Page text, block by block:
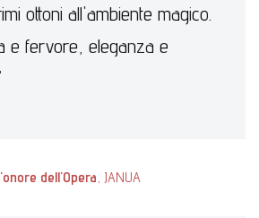
ottoni all'ambiente magico.
e fervore, eleganza e
dell'Opera , JANUA